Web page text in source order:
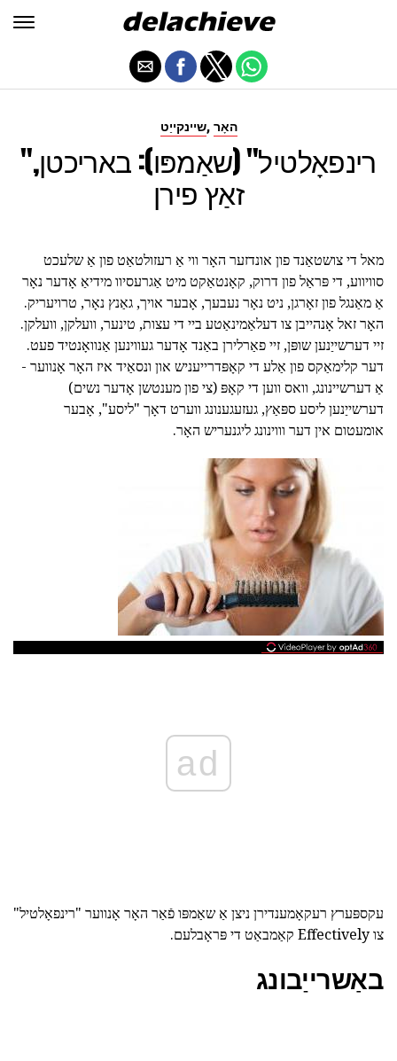
שיינקייַט, האָר
"רינפאָלטיל" (שאַמפּו): באריכטן,
זאַץ פירן
מאל די צושטאַנד פון אונדזער האָר ווי אַ רעזולטאַט פון אַ שלעכט
סוויווע, די פּראַל פון דרוק, קאָנטאַקט מיט אַגרעסיוו מידיאַ אָדער נאָר
אַ מאַנגל פון זאָרגן, ניט נאָר נעבעך, אָבער אויך, גאַנץ נאָר, טרויעריק.
האָר זאל אָנהייבן צו דעלאַמינאַטע ביי די עצות, טינער, וועלקן, וועלקן.
זיי דערשייַנען שופּן, זיי פאַרלירן באַנד אָדער געווינען אַנוואָנטיד פעט.
דער קלימאַקס פון אַלע די קאָפּדרייעניש און ונסאַיד איז האָר אָנווער -
אַ דערשיינונג, וואס ווען די קאָפּ (צי פון מענטשן אָדער נשים)
דערשייַנען ליסע ספּאַץ, געזעגענונג ווערט דאָך "ליסע", אָבער
אומעטום אין דער וווינונג ליגנעריש האָר.
ad
עקספּערץ רעקאָמענדירן ניצן אַ שאַמפּו פֿאַר האָר אָנווער "רינפאָלטיל"
צו Effectively קאַמבאַט די פּראָבלעם.
באַשרייַבונג